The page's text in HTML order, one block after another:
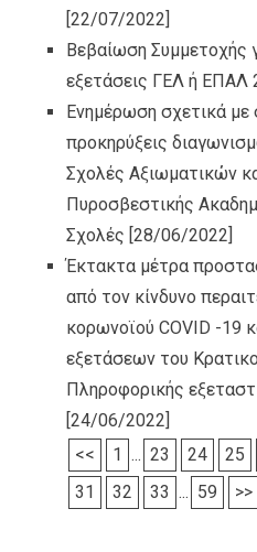
[22/07/2022]
Βεβαίωση Συμμετοχής
εξετάσεις ΓΕΛ ή ΕΠΑΛ
Ενημέρωση σχετικά
προκηρύξεις
Σχολές Αξιωματικών
Πυροσβεστικής
Σχολές [28/06/2022]
Έκτακτα μέτρα
από τον κίνδυνο
κορωνοϊού COVID -19
εξετάσεων του
Πληροφορικής
[24/06/2022]
<<
1 ... 23 24 25
31
32 33 ... 59 >>